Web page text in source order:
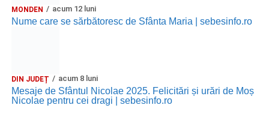
MONDEN acum 12 luni
Nume care se sărbătoresc de Sfânta Maria | sebesinfo.ro
DIN JUDEȚ acum 8 luni
Mesaje de Sfântul Nicolae 2025. Felicitări și urări de Moș
Nicolae pentru cei dragi | sebesinfo.ro